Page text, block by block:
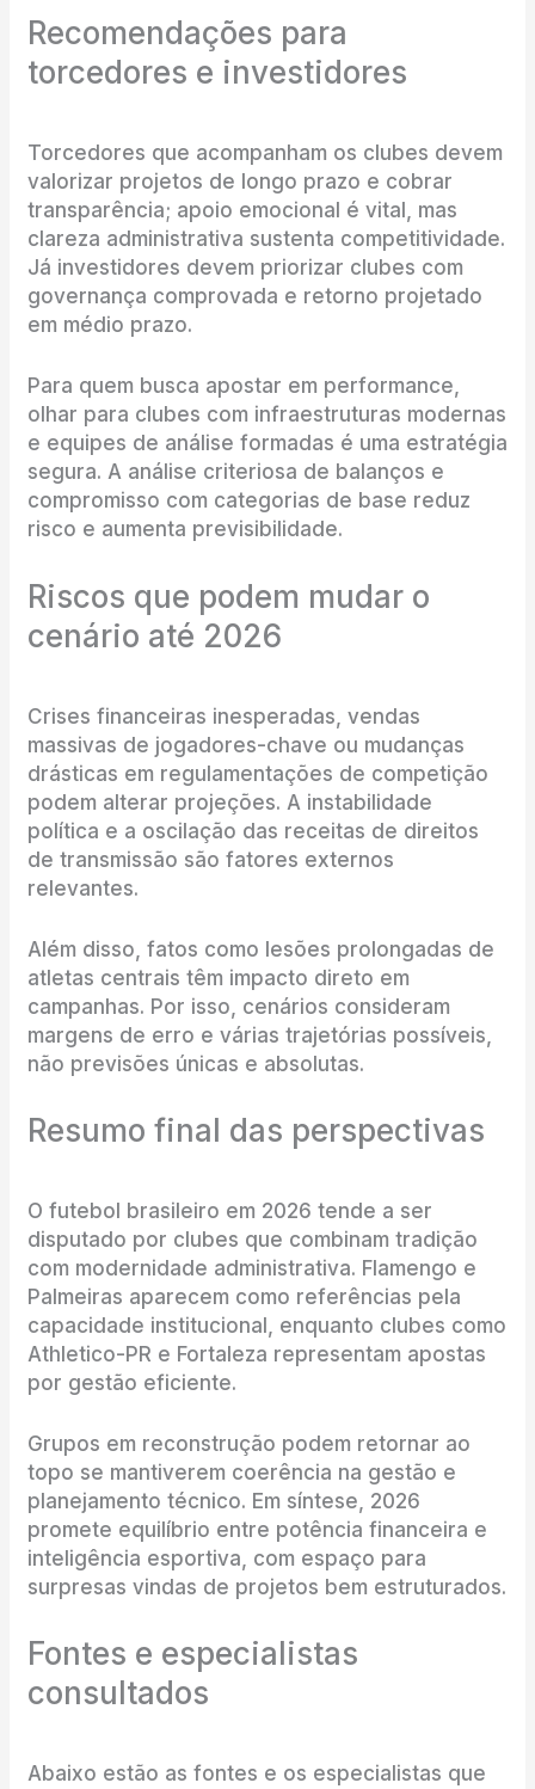
Recomendações para
torcedores e investidores
Torcedores que acompanham os clubes devem
valorizar projetos de longo prazo e cobrar
transparência; apoio emocional é vital, mas
clareza administrativa sustenta competitividade.
Já investidores devem priorizar clubes com
governança comprovada e retorno projetado
em médio prazo.
Para quem busca apostar em performance,
olhar para clubes com infraestruturas modernas
e equipes de análise formadas é uma estratégia
segura. A análise criteriosa de balanços e
compromisso com categorias de base reduz
risco e aumenta previsibilidade.
Riscos que podem mudar o
cenário até 2026
Crises financeiras inesperadas, vendas
massivas de jogadores-chave ou mudanças
drásticas em regulamentações de competição
podem alterar projeções. A instabilidade
política e a oscilação das receitas de direitos
de transmissão são fatores externos
relevantes.
Além disso, fatos como lesões prolongadas de
atletas centrais têm impacto direto em
campanhas. Por isso, cenários consideram
margens de erro e várias trajetórias possíveis,
não previsões únicas e absolutas.
Resumo final das perspectivas
O futebol brasileiro em 2026 tende a ser
disputado por clubes que combinam tradição
com modernidade administrativa. Flamengo e
Palmeiras aparecem como referências pela
capacidade institucional, enquanto clubes como
Athletico-PR e Fortaleza representam apostas
por gestão eficiente.
Grupos em reconstrução podem retornar ao
topo se mantiverem coerência na gestão e
planejamento técnico. Em síntese, 2026
promete equilíbrio entre potência financeira e
inteligência esportiva, com espaço para
surpresas vindas de projetos bem estruturados.
Fontes e especialistas
consultados
Abaixo estão as fontes e os especialistas que